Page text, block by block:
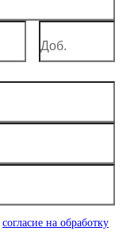
согласие на обработку